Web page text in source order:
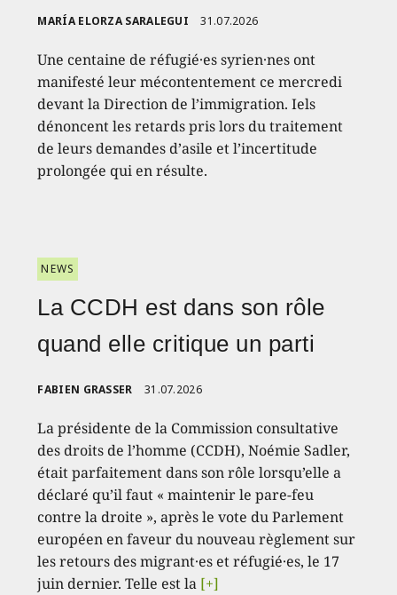
MARÍA ELORZA SARALEGUI 31.07.2026
Une centaine de réfugié·es syrien·nes ont
manifesté leur mécontentement ce mercredi
devant la Direction de l’immigration. Iels
dénoncent les retards pris lors du traitement
de leurs demandes d’asile et l’incertitude
prolongée qui en résulte.
NEWS
La CCDH est dans son rôle
quand elle critique un parti
FABIEN GRASSER 31.07.2026
La présidente de la Commission consultative
des droits de l’homme (CCDH), Noémie Sadler,
était parfaitement dans son rôle lorsqu’elle a
déclaré qu’il faut « maintenir le pare-feu
contre la droite », après le vote du Parlement
européen en faveur du nouveau règlement sur
les retours des migrant·es et réfugié·es, le 17
juin dernier. Telle est la [+]